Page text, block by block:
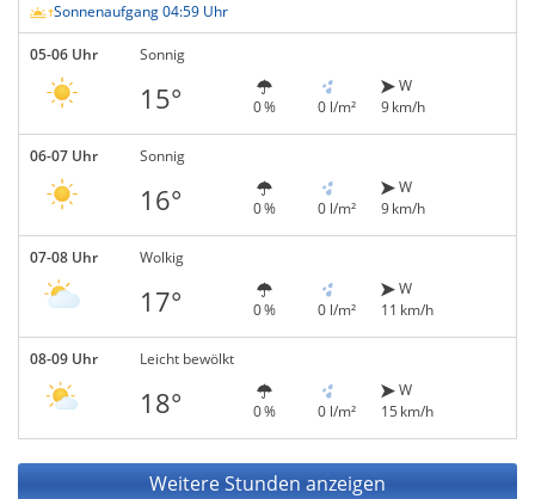
Sonnenaufgang 04:59 Uhr
05-06 Uhr Sonnig
15° 0 % 0 l/m²
W
9 km/h
06-07 Uhr Sonnig
16° 0 % 0 l/m²
W
9 km/h
07-08 Uhr Wolkig
17° 0 % 0 l/m²
W
11 km/h
08-09 Uhr Leicht bewölkt
18° 0 % 0 l/m²
W
15 km/h
Weitere Stunden anzeigen